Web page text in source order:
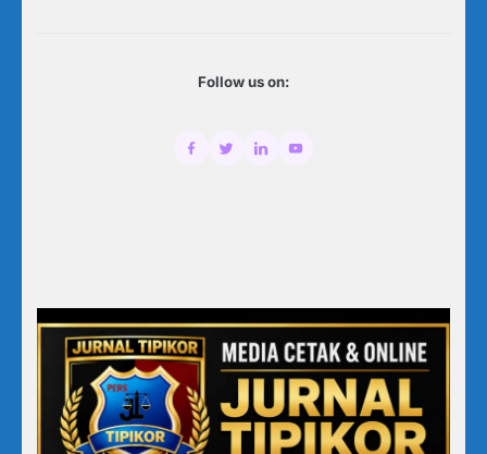
Follow us on: